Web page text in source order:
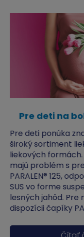
Pre deti na
Pre deti ponúka
široký sortiment
liekových
majú problém s
PARALEN® 125,
SUS vo forme
lesných jahôd. Pre
dispozícii čapíky